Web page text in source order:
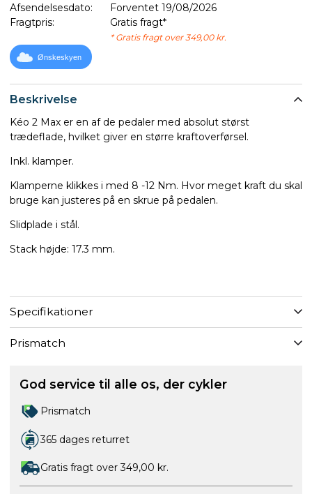
Beskrivelse
Kéo 2 Max er en af de pedaler med absolut størst
trædeflade, hvilket giver en større kraftoverførsel.
Inkl. klamper.
Klamperne klikkes i med 8 -12 Nm. Hvor meget kraft du skal
bruge kan justeres på en skrue på pedalen.
Slidplade i stål.
Stack højde: 17.3 mm.
Specifikationer
Prismatch
Afsendelsesdato:
Forventet 19/08/2026
Fragtpris:
Gratis fragt*
* Gratis fragt over 349,00 kr.
Ønskeskyen
God service til alle os, der cykler
Prismatch
365 dages returret
Gratis fragt over 349,00 kr.